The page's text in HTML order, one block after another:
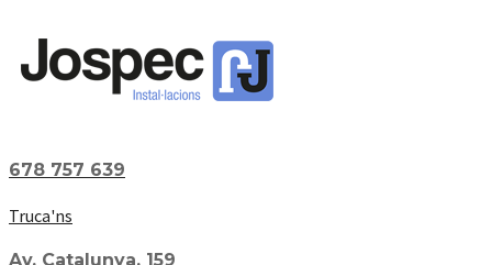
678 757 639
Truca'ns
Av. Catalunya, 159